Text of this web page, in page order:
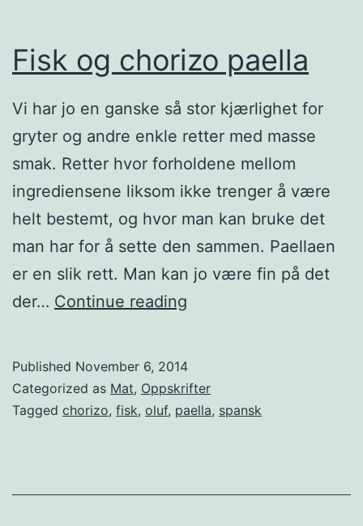
c
o
–
m
e
k
s
i
k
s
k
l
Fisk og chorizo paella
Vi har jo en ganske så stor kjærlighet for
gryter og andre enkle retter med masse
smak. Retter hvor forholdene mellom
ingrediensene liksom ikke trenger å være
helt bestemt, og hvor man kan bruke det
man har for å sette den sammen. Paellaen
er en slik rett. Man kan jo være fin på det
der… Continue reading
k
o
h
Published November 6, 2014
Categorized as Mat, Oppskrifter
Tagged chorizo, fisk, oluf, paella, spansk